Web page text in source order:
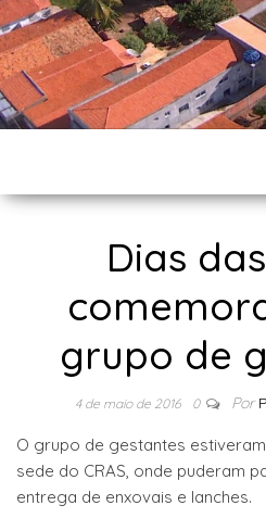
Dias
grupo de
4 de maio de 2016 0 Por
O grupo de gestantes
sede do CRAS, onde puderam
entrega de enxovais e lanches.